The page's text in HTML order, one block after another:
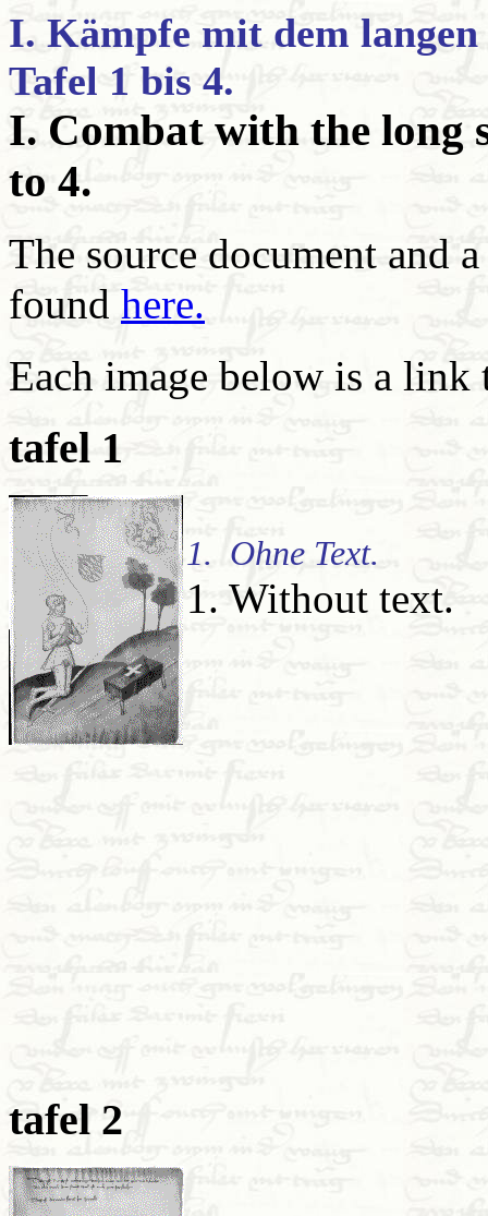
I. Kämpfe mit dem
Tafel 1 bis 4.
I. Combat with the long
to 4.
The source document and
found here.
Each image below is a link
tafel 1
1. Ohne Text.
1. Without text.
tafel 2